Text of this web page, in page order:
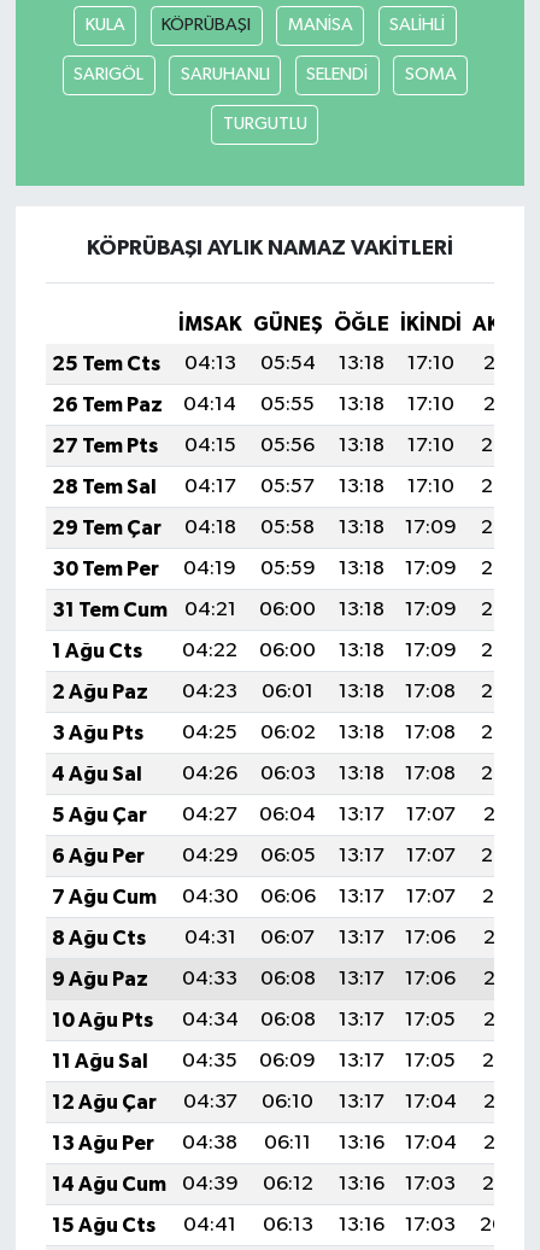
KULA KÖPRÜBAŞI MANİSA SALİHLİ
SARIGÖL SARUHANLI SELENDİ SOMA
TURGUTLU
KÖPRÜBAŞI AYLIK NAMAZ VAKITLERI
İMSAK GÜNEŞ ÖĞLE İKINDI
25 Tem Cts
04:13 05:54 13:18 17:10
20:31
26 Tem Paz
04:14 05:55 13:18 17:10
20:31
27 Tem Pts
04:15 05:56 13:18 17:10
20:30
28 Tem Sal
04:17 05:57 13:18 17:10
20:29
29 Tem Çar
04:18 05:58 13:18 17:09
20:28
30 Tem Per
04:19 05:59 13:18 17:09
20:27
31 Tem Cum
04:21 06:00 13:18 17:09
20:26
1 Ağu Cts
04:22 06:00 13:18 17:09
20:25
2 Ağu Paz
04:23 06:01 13:18 17:08
20:24
3 Ağu Pts
04:25 06:02 13:18 17:08
20:23
4 Ağu Sal
04:26 06:03 13:18 17:08
20:22
5 Ağu Çar
04:27 06:04 13:17 17:07
20:21
6 Ağu Per
04:29 06:05 13:17 17:07
20:20
7 Ağu Cum
04:30 06:06 13:17 17:07
20:19
8 Ağu Cts
04:31 06:07 13:17 17:06
20:18
9 Ağu Paz
04:33 06:08 13:17 17:06
20:16
10 Ağu Pts
04:34 06:08 13:17 17:05
20:15
11 Ağu Sal
04:35 06:09 13:17 17:05
20:14
12 Ağu Çar
04:37 06:10 13:17 17:04
20:13
13 Ağu Per
04:38 06:11 13:16 17:04
20:12
14 Ağu Cum
04:39 06:12 13:16 17:03
20:10
15 Ağu Cts
04:41 06:13 13:16 17:03
20:09